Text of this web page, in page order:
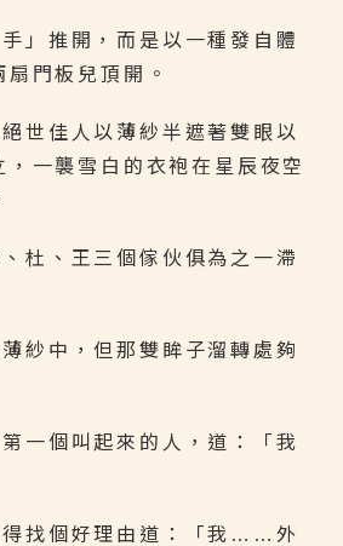
」推開，而是以一種發自體
門板兒頂開。
世佳人以薄紗半遮著雙眼以
，一襲雪白的衣袍在星辰夜空
杜、王三個傢伙俱為之一滯
紗中，但那雙眸子溜轉處夠
一個叫起來的人，道：「我
得找個好理由道：「我……外